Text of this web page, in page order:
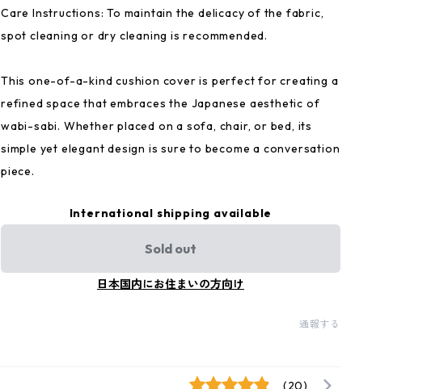
Care Instructions: To maintain the delicacy of the fabric,
spot cleaning or dry cleaning is recommended.
This one-of-a-kind cushion cover is perfect for creating a
refined space that embraces the Japanese aesthetic of
wabi-sabi. Whether placed on a sofa, chair, or bed, its
simple yet elegant design is sure to become a conversation
piece.
International shipping available
Sold out
日本国内にお住まいの方向け
通報する
(20)